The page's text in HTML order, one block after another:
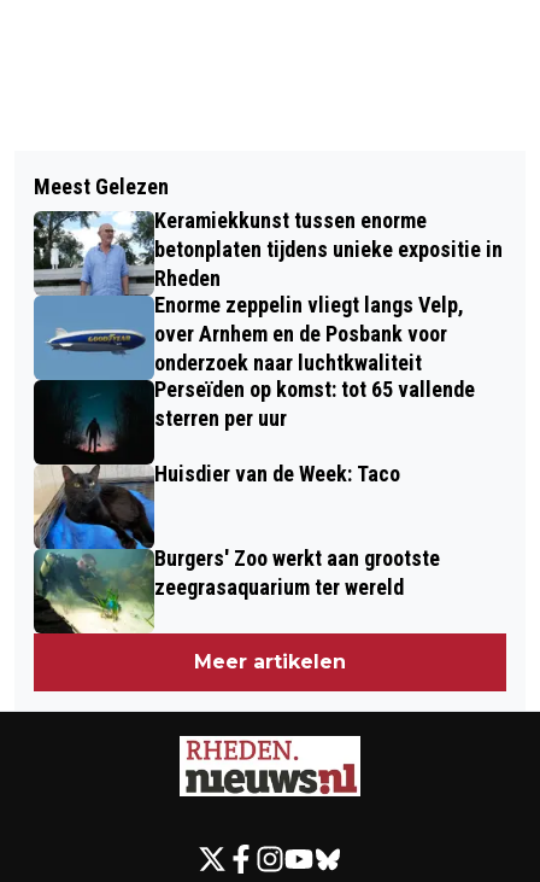
GETUIGEN GEZOCHT:
WONINGINBRAAK ZUIDER
PARALLELWEG TE VELP
AANMELDEN ACTIE KERSTTAS 2021
Meest Gelezen
Keramiekkunst tussen enorme
betonplaten tijdens unieke expositie in
Rheden
Enorme zeppelin vliegt langs Velp,
over Arnhem en de Posbank voor
onderzoek naar luchtkwaliteit
Perseïden op komst: tot 65 vallende
sterren per uur
Huisdier van de Week: Taco
Burgers' Zoo werkt aan grootste
zeegrasaquarium ter wereld
Meer artikelen